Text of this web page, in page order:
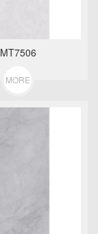
MT7506
MORE